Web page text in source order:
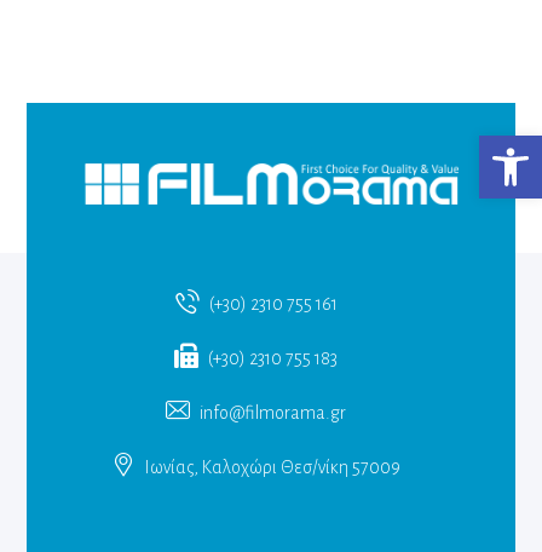
(+30) 2310 755 161
(+30) 2310 755 183
info@filmorama.gr
Ιωνίας, Καλοχώρι Θεσ/νίκη 57009